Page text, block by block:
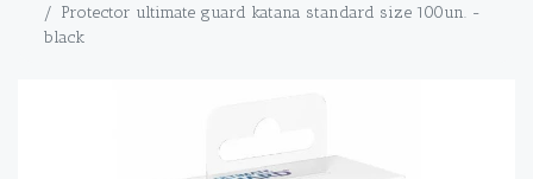
Protector ultimate guard katana standard size 100un. -
black